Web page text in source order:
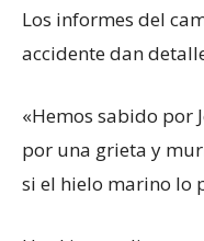
Los informes del
accidente dan
«Hemos sabido por
por una grieta y
si el hielo marino lo